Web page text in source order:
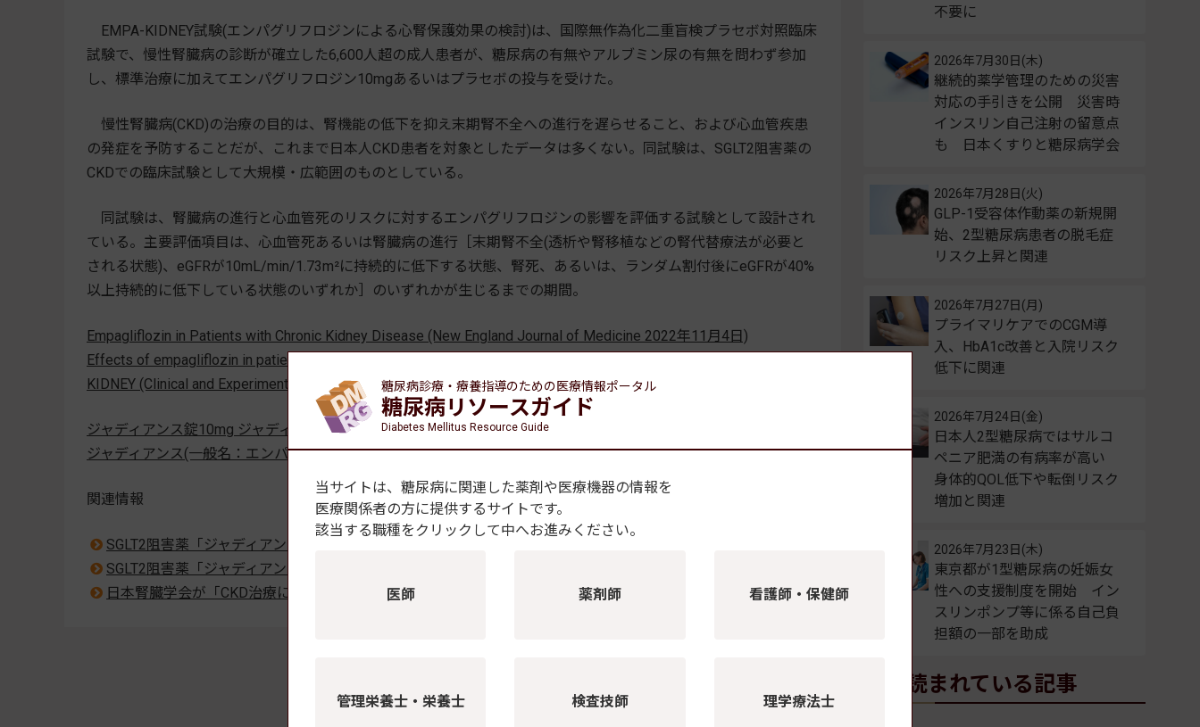
EMPA-KIDNEY試験(エンパグリフロジンによる心腎保護効果の検討)は、国際無作為化二重盲検プラセボ対照臨床
試験で、慢性腎臓病の診断が確立した6,600人超の成人患者が、糖尿病の有無やアルブミン尿の有無を問わず参加
し、標準治療に加えてエンパグリフロジン10mgあるいはプラセボの投与を受けた。
慢性腎臓病(CKD)の治療の目的は、腎機能の低下を抑え末期腎不全への進行を遅らせること、および心血管疾患
の発症を予防することだが、これまで日本人CKD患者を対象としたデータは多くない。同試験は、SGLT2阻害薬の
CKDでの臨床試験として大規模・広範囲のものとしている。
同試験は、腎臓病の進行と心血管死のリスクに対するエンパグリフロジンの影響を評価する試験として設計され
ている。主要評価項目は、心血管死あるいは腎臓病の進行［末期腎不全(透析や腎移植などの腎代替療法が必要と
される状態)、eGFRが10mL/min/1.73m²に持続的に低下する状態、腎死、あるいは、ランダム割付後にeGFRが40%
以上持続的に低下している状態のいずれか］のいずれかが生じるまでの期間。
Empagliflozin in Patients with Chronic Kidney Disease (New England Journal of Medicine 2022年11月4日)
Effects of empagliflozin in patients with chronic kidney disease from Japan: exploratory analyses from EMPA–
KIDNEY (Clinical and Experimental Nephrology 2024年4月20日)
ジャディアンス錠10mg ジャディアンス錠25mg 添付文書 (医薬品医療機器総合機構)
ジャディアンス(一般名：エンパグリフロジン)の製品ページ (日本ベーリンガーインゲルハイム)
関連情報
SGLT2阻害薬「ジャディアンス錠 10mg」が慢性腎臓病に対する効能・効果および用法・用量に係る承認を取得
SGLT2阻害薬「ジャディアンス」が腎臓病の進行と心血管死を抑制 EU
日本腎臓学会が「CKD治療におけるSGLT2阻害薬の適正使用に関するrecommendation」を公開
不要に
継続的薬学管理のための災害
対応の手引きを公開 災害時
インスリン自己注射の留意点
も 日本くすりと糖尿病学会
2026年7月30日(木)
GLP-1受容体作動薬の新規開
始、2型糖尿病患者の脱毛症
リスク上昇と関連
2026年7月28日(火)
プライマリケアでのCGM導
入、HbA1c改善と入院リスク
低下に関連
2026年7月27日(月)
日本人2型糖尿病ではサルコ
ペニア肥満の有病率が高い
身体的QOL低下や転倒リスク
増加と関連
2026年7月24日(金)
東京都が1型糖尿病の妊娠女
性への支援制度を開始 イン
スリンポンプ等に係る自己負
担額の一部を助成
2026年7月23日(木)
よく読まれている記事
糖尿病診療・療養指導のための医療情報ポータル
糖尿病リソースガイド
Diabetes Mellitus Resource Guide
当サイトは、糖尿病に関連した薬剤や医療機器の情報を
医療関係者の方に提供するサイトです。
該当する職種をクリックして中へお進みください。
医師 薬剤師 看護師・保健師
管理栄養士・栄養士 検査技師 理学療法士